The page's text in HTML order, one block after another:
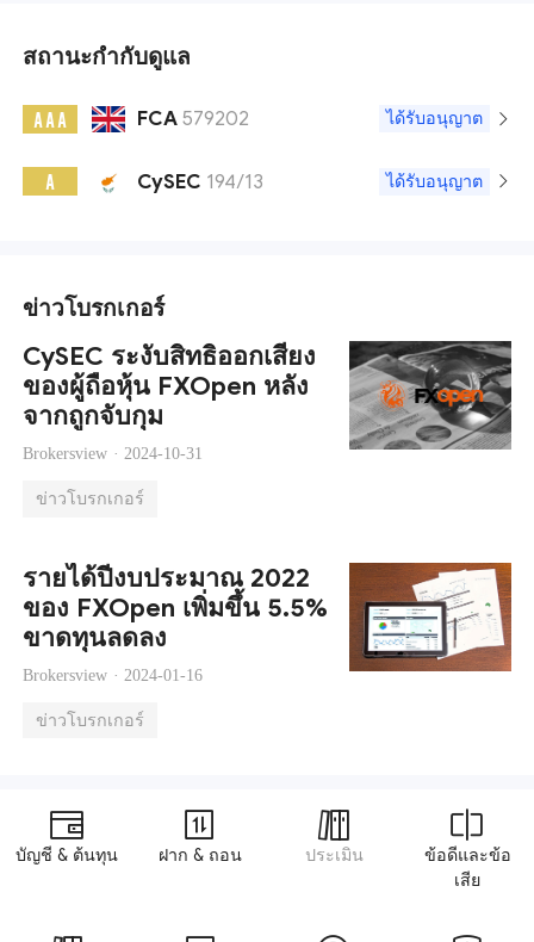
สถานะกำกับดูแล
A A A FCA 579202 ได้รับอนุญาต
A CySEC 194/13 ได้รับอนุญาต
ข่าวโบรกเกอร์
CySEC ระงับสิทธิออกเสียง
ของผู้ถือหุ้น FXOpen หลัง
จากถูกจับกุม
Brokersview · 2024-10-31
ข่าวโบรกเกอร์
รายได้ปีงบประมาณ 2022
ของ FXOpen เพิ่มขึ้น 5.5%
ขาดทุนลดลง
Brokersview · 2024-01-16
ข่าวโบรกเกอร์
บัญชี & ต้นทุน ฝาก & ถอน ประเมิน
ข้อดีและข้อ
เสีย